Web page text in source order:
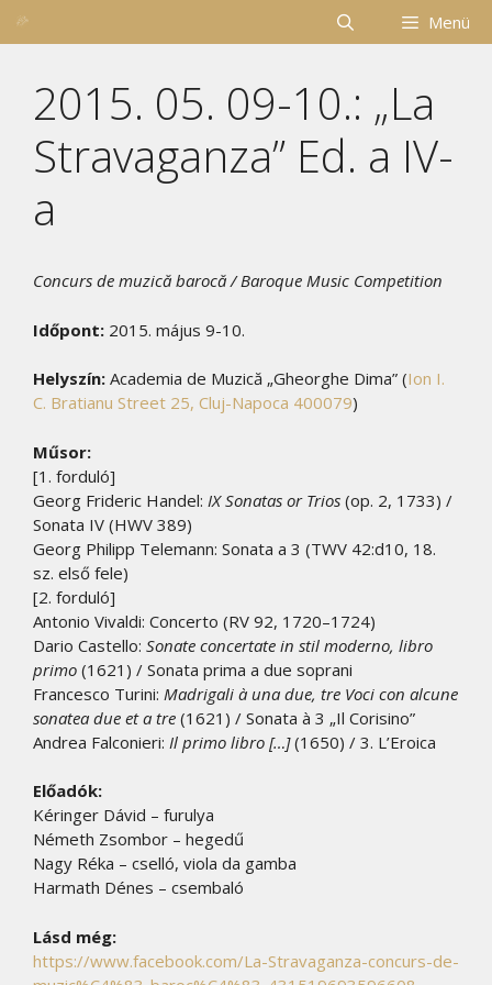
Kilépés
Menü
2015. 05. 09-10.: „La
Stravaganza” Ed. a IV-
a
Concurs de muzică barocă / Baroque Music Competition
Időpont: 2015. május 9-10.
Helyszín: Academia de Muzică „Gheorghe Dima” (Ion I.
C. Bratianu Street 25, Cluj-Napoca 400079)
Műsor:
[1. forduló]
Georg Frideric Handel: IX Sonatas or Trios (op. 2, 1733) /
Sonata IV (HWV 389)
Georg Philipp Telemann: Sonata a 3 (TWV 42:d10, 18.
sz. első fele)
[2. forduló]
Antonio Vivaldi: Concerto (RV 92, 1720–1724)
Dario Castello: Sonate concertate in stil moderno, libro
primo (1621) / Sonata prima a due soprani
Francesco Turini: Madrigali à una due, tre Voci con alcune
sonatea due et a tre (1621) / Sonata à 3 „Il Corisino”
Andrea Falconieri: Il primo libro […](1650) / 3. L’Eroica
Előadók:
Kéringer Dávid – furulya
Németh Zsombor – hegedű
Nagy Réka – cselló, viola da gamba
Harmath Dénes – csembaló
Lásd még:
https://www.facebook.com/La-Stravaganza-concurs-de-